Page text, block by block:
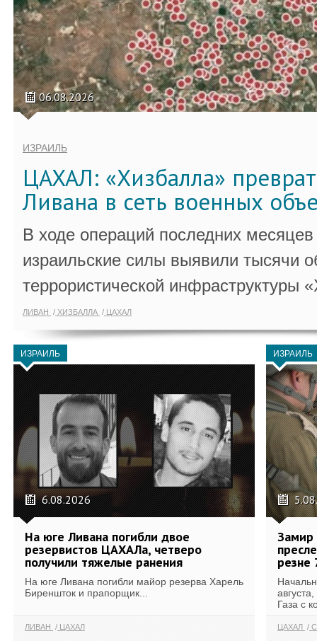
06.08.2026
ИЗРАИЛЬ
ЦАХАЛ: «Хизбалла»
Ливана в сеть военных
В ходе операций последних
израильские силы выявили тысячи
террористической инфраструктуры
ЛИВАН ХИЗБАЛЛА ЦАХАЛ
ИЗРАИЛЬ
6.08.2026
На юге Ливана погибли двое
резервистов ЦАХАЛа, четверо
получили тяжелые ранения
На юге Ливана погибли майор резерва Харель
Биреншток и прапорщик...
ЛИВАН ЦАХАЛ
ИЗРАИЛЬ
Замир
резне
Газа с
ЦАХАЛ